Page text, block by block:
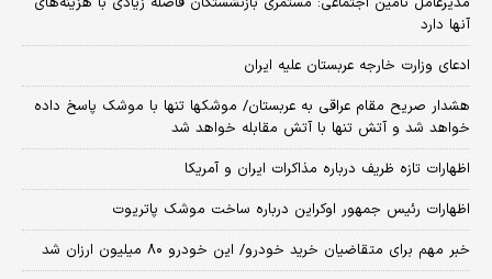
آنها دارد
ادعای وزارت خارجه عربستان علیه ایران
هشدار صریح مقام عراقی به عربستان/ موشکها تنها با موشک پاسخ داده
خواهد شد و آتش تنها با آتش مقابله خواهد شد
اظهارات تازه ظریف درباره مذاکرات ایران و آمریکا
اظهارات رئیس جمهور اوکراین درباره ساخت موشک پاتریوت
خبر مهم برای متقاضیان خرید خودرو/ این خودرو ۸۰ میلیون ارزان شد